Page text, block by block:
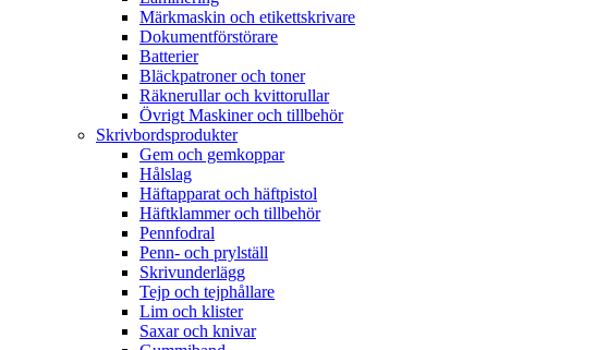
Märkmaskin och etikettskrivare
Dokumentförstörare
Batterier
Bläckpatroner och toner
Räknerullar och kvittorullar
Övrigt Maskiner och tillbehör
Skrivbordsprodukter
Gem och gemkoppar
Hålslag
Häftapparat och häftpistol
Häftklammer och tillbehör
Pennfodral
Penn- och prylställ
Skrivunderlägg
Tejp och tejphållare
Lim och klister
Saxar och knivar